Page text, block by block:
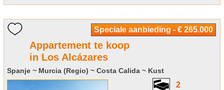
Speciale aanbieding - € 265.000
Appartement te koop
in Los Alcázares
Spanje ~ Murcia (Regio) ~ Costa Calida ~ Kust
2